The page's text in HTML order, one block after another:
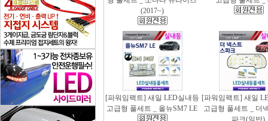
(2017~)
[파워임팩트] 새일 LED실내등
고급형 풀세트 _ 올뉴SM7 LE
[파워임팩트] 새일
고급형 풀세트 _ 더
파크(일반)